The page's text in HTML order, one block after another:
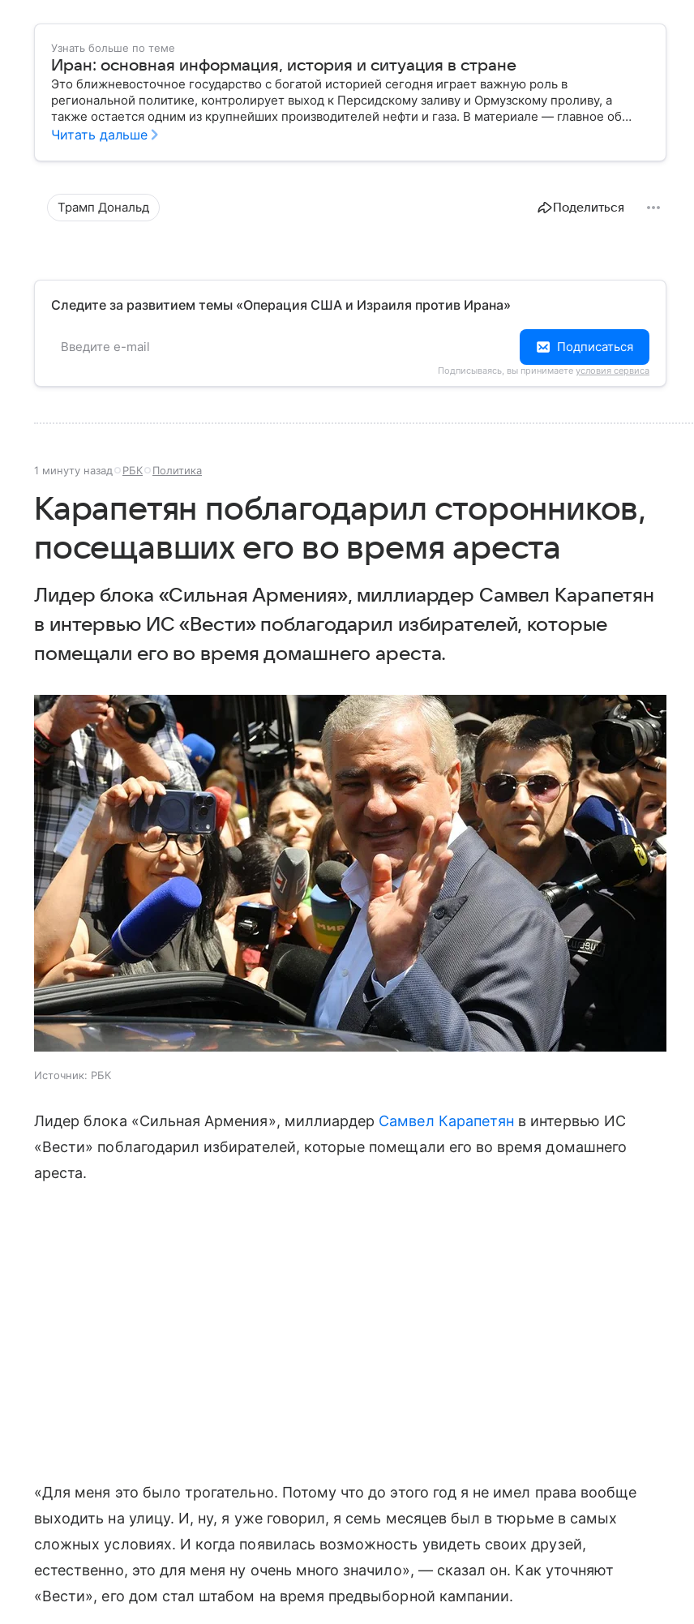
Узнать больше по теме
Иран: основная информация, история и ситуация в стране
Это ближневосточное государство с богатой историей сегодня играет важную роль в
региональной политике, контролирует выход к Персидскому заливу и Ормузскому проливу, а
также остается одним из крупнейших производителей нефти и газа. В материале — главное об
Иране.
Читать дальше
Трамп Дональд Поделиться
Следите за развитием темы «Операция США и Израиля против Ирана»
Подписаться
Подписываясь, вы принимаете условия сервиса
1 минуту назад РБК Политика
Карапетян поблагодарил сторонников,
посещавших его во время ареста
Лидер блока «Сильная Армения», миллиардер Самвел Карапетян
в интервью ИС «Вести» поблагодарил избирателей, которые
помещали его во время домашнего ареста.
Источник: РБК
Лидер блока «Сильная Армения», миллиардер Самвел Карапетян в интервью ИС
«Вести» поблагодарил избирателей, которые помещали его во время домашнего
ареста.
«Для меня это было трогательно. Потому что до этого год я не имел права вообще
выходить на улицу. И, ну, я уже говорил, я семь месяцев был в тюрьме в самых
сложных условиях. И когда появилась возможность увидеть своих друзей,
естественно, это для меня ну очень много значило», — сказал он. Как уточняют
«Вести», его дом стал штабом на время предвыборной кампании.